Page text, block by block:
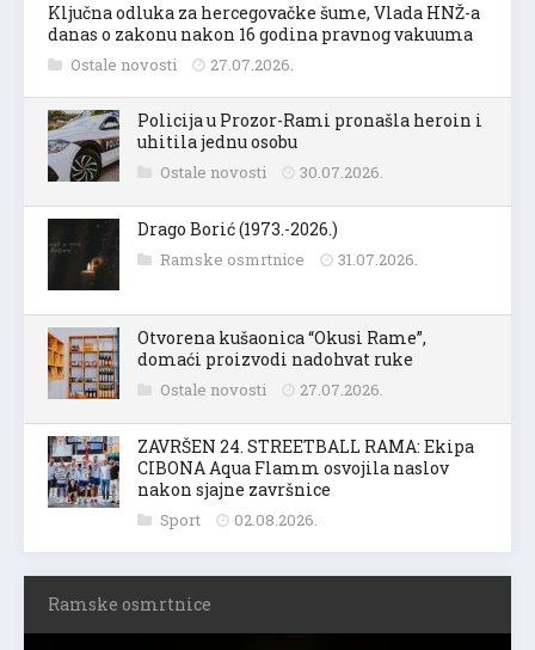
Ključna odluka za hercegovačke šume, Vlada HNŽ-a
danas o zakonu nakon 16 godina pravnog vakuuma
Ostale novosti 27.07.2026.
Policija u Prozor-Rami pronašla heroin i
uhitila jednu osobu
Ostale novosti 30.07.2026.
Drago Borić (1973.-2026.)
Ramske osmrtnice 31.07.2026.
Otvorena kušaonica “Okusi Rame”,
domaći proizvodi nadohvat ruke
Ostale novosti 27.07.2026.
ZAVRŠEN 24. STREETBALL RAMA: Ekipa
CIBONA Aqua Flamm osvojila naslov
nakon sjajne završnice
Sport 02.08.2026.
Ramske osmrtnice